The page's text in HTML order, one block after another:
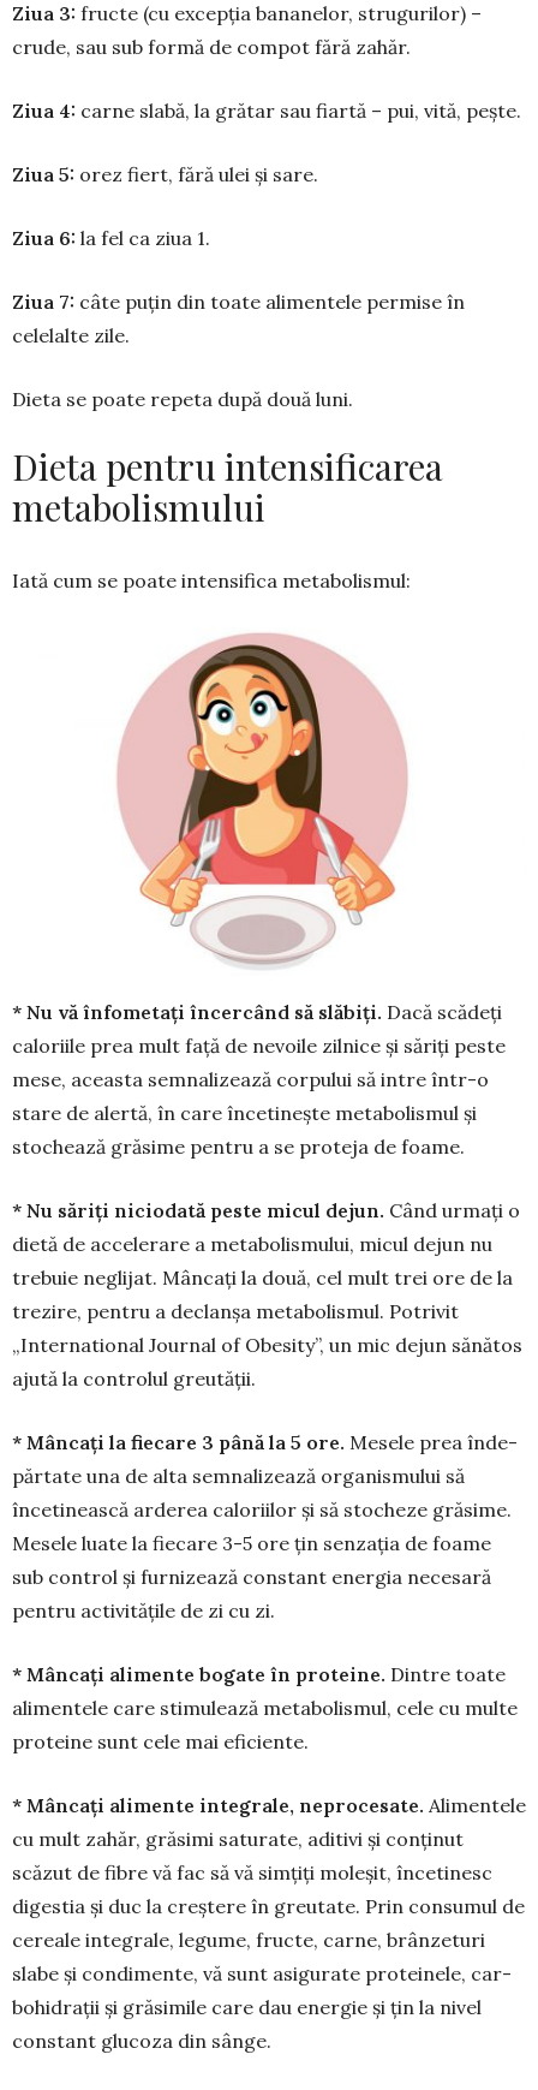
Ziua 3: fructe (cu excepţia bananelor, strugurilor) –
crude, sau sub formă de compot fără zahăr.
Ziua 4: carne slabă, la grătar sau fiartă – pui, vită, peşte.
Ziua 5: orez fiert, fără ulei şi sare.
Ziua 6: la fel ca ziua 1.
Ziua 7: câte puţin din toate alimentele permise în
celelalte zile.
Dieta se poate repeta după două luni.
Dieta pentru intensificarea
metabolismului
Iată cum se poate intensifica metabolismul:
* Nu vă înfometați încercând să slăbiți. Dacă scădeţi
caloriile prea mult faţă de nevoile zilnice şi săriţi peste
mese, aceasta semnalizează corpului să intre într-o
stare de alertă, în care încetineşte metabolismul şi
stochează grăsime pentru a se proteja de foame.
* Nu săriţi niciodată peste micul dejun. Când urmaţi o
dietă de accelerare a meta­bolismului, micul dejun nu
trebuie ne­glijat. Mâncaţi la două, cel mult trei ore de la
trezire, pentru a declanşa metabolismul. Potrivit
„Interna­tional Journal of Obesity”, un mic dejun sănătos
ajută la con­trolul greutăţii.
* Mâncaţi la fiecare 3 pâ­nă la 5 ore. Mesele prea înde­
părtate una de alta semnalizează organismului să
încetinească ar­derea caloriilor şi să stocheze grăsime.
Mesele luate la fiecare 3-5 ore ţin senzaţia de foame
sub control şi furnizează constant ener­gia necesară
pentru activităţile de zi cu zi.
* Mâncaţi alimente bogate în pro­tei­ne. Dintre toate
alimentele care stimulează metabolismul, cele cu multe
proteine sunt cele mai eficiente.
* Mâncaţi alimente integrale, neproce­sate. Alimentele
cu mult zahăr, grăsimi saturate, aditivi şi conţinut
scăzut de fibre vă fac să vă simţiţi moleşit, încetinesc
digestia şi duc la creştere în greutate. Prin consumul de
cereale integrale, legume, fructe, carne, brânzeturi
slabe şi condimente, vă sunt asigurate proteinele, car­
bohidraţii şi grăsimile care dau energie și ţin la nivel
constant glucoza din sânge.